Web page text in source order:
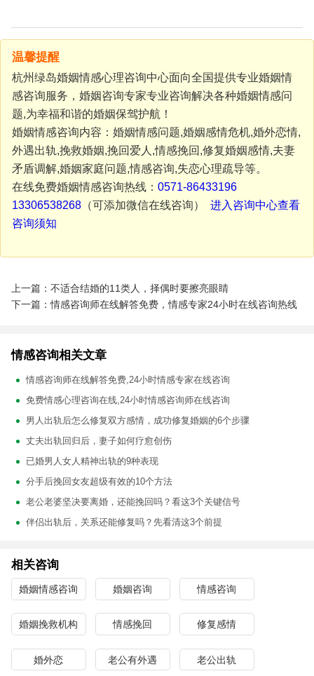
温馨提醒
杭州绿岛婚姻情感心理咨询中心面向全国提供专业婚姻情
感咨询服务，婚姻咨询专家专业咨询解决各种婚姻情感问
题,为幸福和谐的婚姻保驾护航！
婚姻情感咨询内容：婚姻情感问题,婚姻感情危机,婚外恋情,
外遇出轨,挽救婚姻,挽回爱人,情感挽回,修复婚姻感情,夫妻
矛盾调解,婚姻家庭问题,情感咨询,失恋心理疏导等。
在线免费婚姻情感咨询热线： 0571-86433196
13306538268（可添加微信在线咨询） 进入咨询中心查看
咨询须知
上一篇：不适合结婚的11类人，择偶时要擦亮眼睛
下一篇：情感咨询师在线解答免费，情感专家24小时在线咨询热线
情感咨询相关文章
情感咨询师在线解答免费,24小时情感专家在线咨询
免费情感心理咨询在线,24小时情感咨询师在线咨询
男人出轨后怎么修复双方感情，成功修复婚姻的6个步骤
丈夫出轨回归后，妻子如何疗愈创伤
已婚男人女人精神出轨的9种表现
分手后挽回女友超级有效的10个方法
老公老婆坚决要离婚，还能挽回吗？看这3个关键信号
伴侣出轨后，关系还能修复吗？先看清这3个前提
相关咨询
婚姻情感咨询 婚姻咨询 情感咨询
婚姻挽救机构 情感挽回 修复感情
婚外恋 老公有外遇 老公出轨